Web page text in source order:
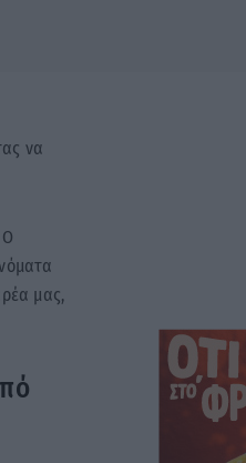
να
Ο
μας,